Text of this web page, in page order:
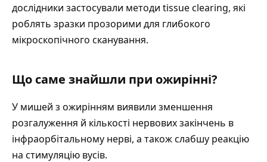
дослідники застосували методи tissue clearing, які
роблять зразки прозорими для глибокого
мікроскопічного сканування.
Що саме знайшли при ожирінні?
У мишей з ожирінням виявили зменшення
розгалуження й кількості нервових закінчень в
інфраорбітальному нерві, а також слабшу реакцію
на стимуляцію вусів.